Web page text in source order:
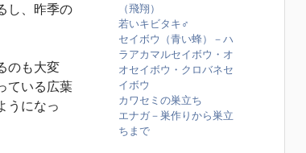
し、昨季の
のも大変
ている広葉
うになっ
（飛翔）
若いキビタキ♂
セイボウ（青い蜂）－ハ
ラアカマルセイボウ・オ
オセイボウ・クロバネセ
イボウ
カワセミの巣立ち
エナガ－巣作りから巣立
ちまで